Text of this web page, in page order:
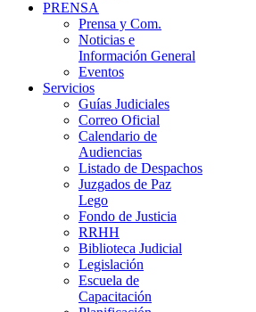
PRENSA
Prensa y Com.
Noticias e
Información General
Eventos
Servicios
Guías Judiciales
Correo Oficial
Calendario de
Audiencias
Listado de Despachos
Juzgados de Paz
Lego
Fondo de Justicia
RRHH
Biblioteca Judicial
Legislación
Escuela de
Capacitación